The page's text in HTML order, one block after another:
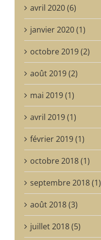
avril 2020 (6)
janvier 2020 (1)
octobre 2019 (2)
août 2019 (2)
mai 2019 (1)
avril 2019 (1)
février 2019 (1)
octobre 2018 (1)
septembre 2018 (1)
août 2018 (3)
juillet 2018 (5)